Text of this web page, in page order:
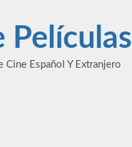
Cine Español Y Extranjero